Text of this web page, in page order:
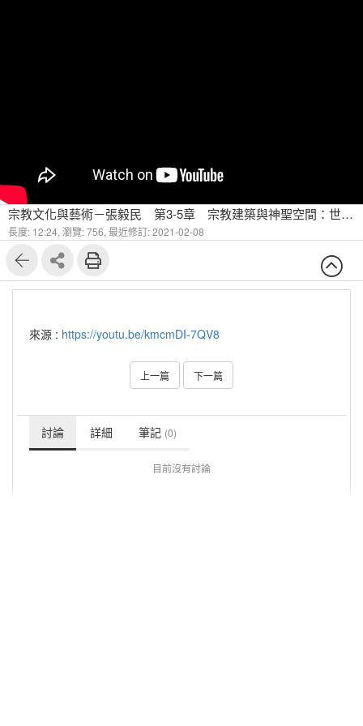
宗教文化與藝術－張毅民 第3-5章 宗教建築與神聖空間：世界的中心(二)
長度: 12:24, 瀏覽: 756, 最近修訂: 2021-02-08
來源 : https://youtu.be/kmcmDI-7QV8
上一篇 下一篇
討論 詳細 筆記 (0)
目前沒有討論